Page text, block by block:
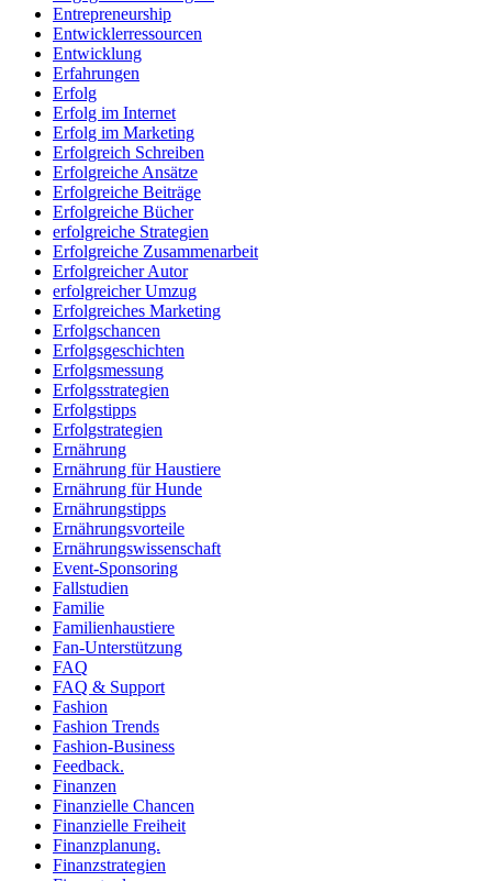
Entrepreneurship
Entwicklerressourcen
Entwicklung
Erfahrungen
Erfolg
Erfolg im Internet
Erfolg im Marketing
Erfolgreich Schreiben
Erfolgreiche Ansätze
Erfolgreiche Beiträge
Erfolgreiche Bücher
erfolgreiche Strategien
Erfolgreiche Zusammenarbeit
Erfolgreicher Autor
erfolgreicher Umzug
Erfolgreiches Marketing
Erfolgschancen
Erfolgsgeschichten
Erfolgsmessung
Erfolgsstrategien
Erfolgstipps
Erfolgstrategien
Ernährung
Ernährung für Haustiere
Ernährung für Hunde
Ernährungstipps
Ernährungsvorteile
Ernährungswissenschaft
Event-Sponsoring
Fallstudien
Familie
Familienhaustiere
Fan-Unterstützung
FAQ
FAQ & Support
Fashion
Fashion Trends
Fashion-Business
Feedback.
Finanzen
Finanzielle Chancen
Finanzielle Freiheit
Finanzplanung.
Finanzstrategien